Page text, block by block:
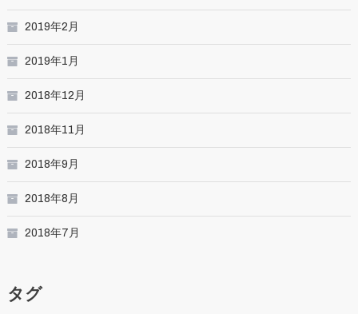
2019年2月
2019年1月
2018年12月
2018年11月
2018年9月
2018年8月
2018年7月
タグ